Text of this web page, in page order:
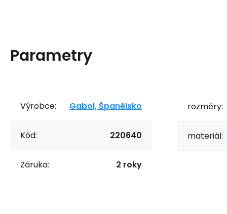
Parametry
Výrobce: Gabol, Španělsko
Kód: 220640
Záruka: 2 roky
rozměry:
materiál: